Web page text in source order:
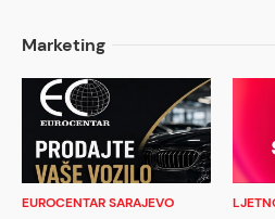
Marketing
EUROCENTAR SARAJEVO